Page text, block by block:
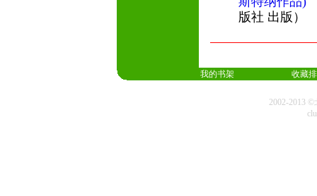
版社 出版）
我的书架 收藏
2002-2013